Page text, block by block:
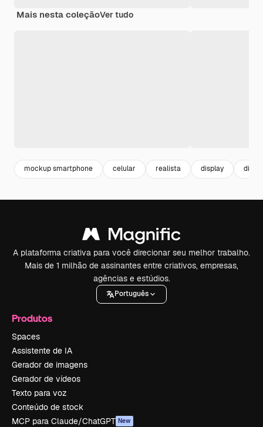
Mais nesta coleçãoVer tudo
mockup smartphone celular realista display
A plataforma criativa para você direcionar seu melhor trabalho.
Mais de 1 milhão de assinantes entre criativos, empresas,
agências e estúdios.
Português
Produtos
Spaces
Assistente de IA
Gerador de imagens
Gerador de vídeos
Texto para voz
Conteúdo de stock
MCP para Claude/ChatGPT New